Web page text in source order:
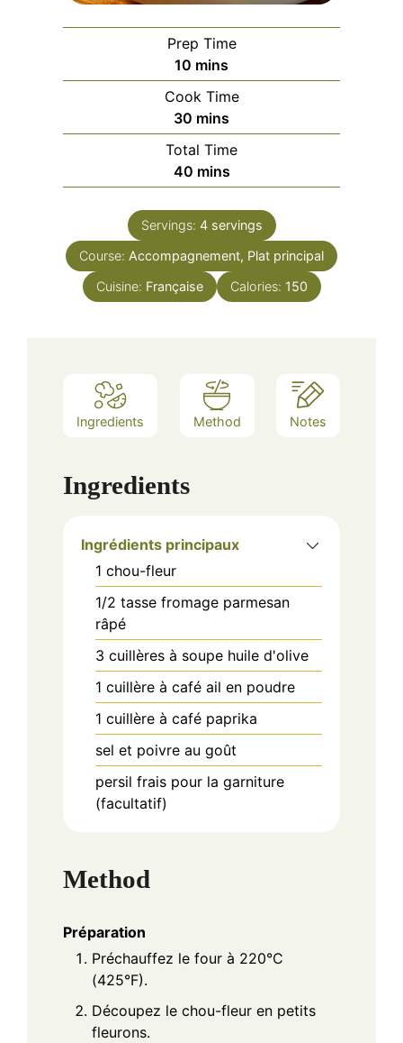
Prep Time
10 minutes
mins
Cook Time
30 minutes
mins
Total Time
40minutes
mins
Servings: 4 servings
Course: Accompagnement, Plat principal
Cuisine: Française Calories: 150
Ingredients Method Notes
Ingredients
Ingrédients principaux
1 chou-fleur
1/2 tasse fromage parmesan
râpé
3 cuillères à soupe huile d'olive
1 cuillère à café ail en poudre
1 cuillère à café paprika
sel et poivre au goût
persil frais pour la garniture
(facultatif)
Method
Préparation
Préchauffez le four à 220°C
(425°F).
Découpez le chou-fleur en petits
fleurons.